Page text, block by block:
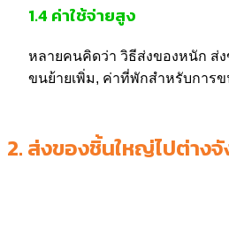
1.4ค่าใช้จ่ายสูง
หลายคนคิดว่า วิธีส่งของหนัก ส่
ขนย้ายเพิ่ม, ค่าที่พักสำหรับการข
2. ส่งของชิ้นใหญ่ไปต่าง